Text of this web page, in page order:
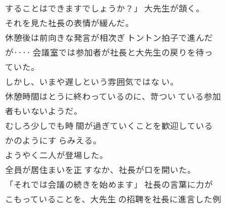
することはできますでしょうか？」 大先生が頷く。
それを見た社長の表情が緩んだ。
休憩後は前向きな発言が相次ぎ トントン拍子で進んだ
が‥‥ 会議室では参加者が社長と大先生の戻りを待っ
ていた。
しかし、いまや遅しという雰囲気ではな い。
休憩時間はとうに終わっているのに、苛つい ている参加
者もいないようだ。
むしろ少しでも時 間が過ぎていくことを歓迎している
かのようにす らみえる。
ようやく二人が登場した。
全員が居住まいを正 すなか、社長が口を開いた。
「それでは会議の続きを始めます」 社長の言葉に力が
こもっていることを、大先生 の招聘を社長に進言した例